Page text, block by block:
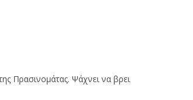
Πρασινομάτας. Ψάχνει να βρει